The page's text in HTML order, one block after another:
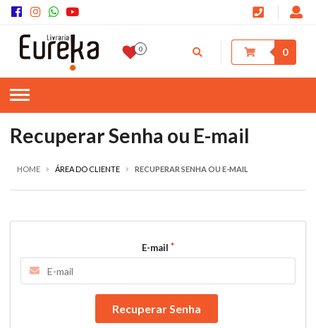
0 0
Recuperar Senha ou E-mail
HOME ÁREA DO CLIENTE RECUPERAR SENHA OU E-MAIL
E-mail
Recuperar Senha